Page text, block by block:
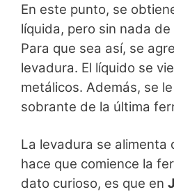
En este punto, se
líquida, pero sin nada
Para que sea así, se
levadura. El líquido se
metálicos. Además, se
sobrante de la última
La levadura se alimenta
hace que comience la
dato curioso, es que en